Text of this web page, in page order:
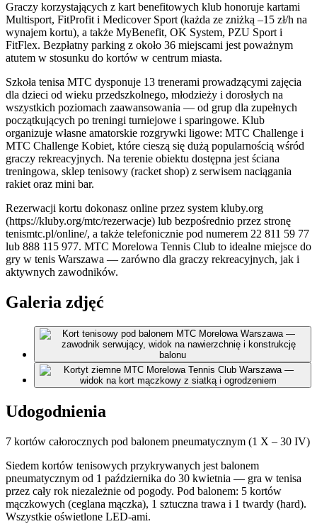
Graczy korzystających z kart benefitowych klub honoruje kartami
Multisport, FitProfit i Medicover Sport (każda ze zniżką –15 zł/h na
wynajem kortu), a także MyBenefit, OK System, PZU Sport i
FitFlex. Bezpłatny parking z około 36 miejscami jest poważnym
atutem w stosunku do kortów w centrum miasta.
Szkoła tenisa MTC dysponuje 13 trenerami prowadzącymi zajęcia
dla dzieci od wieku przedszkolnego, młodzieży i dorosłych na
wszystkich poziomach zaawansowania — od grup dla zupełnych
początkujących po treningi turniejowe i sparingowe. Klub
organizuje własne amatorskie rozgrywki ligowe: MTC Challenge i
MTC Challenge Kobiet, które cieszą się dużą popularnością wśród
graczy rekreacyjnych. Na terenie obiektu dostępna jest ściana
treningowa, sklep tenisowy (racket shop) z serwisem naciągania
rakiet oraz mini bar.
Rezerwacji kortu dokonasz online przez system kluby.org
(https://kluby.org/mtc/rezerwacje) lub bezpośrednio przez stronę
tenismtc.pl/online/, a także telefonicznie pod numerem 22 811 59 77
lub 888 115 977. MTC Morelowa Tennis Club to idealne miejsce do
gry w tenis Warszawa — zarówno dla graczy rekreacyjnych, jak i
aktywnych zawodników.
Galeria zdjęć
Udogodnienia
7 kortów całorocznych pod balonem pneumatycznym (1 X – 30 IV)
Siedem kortów tenisowych przykrywanych jest balonem
pneumatycznym od 1 października do 30 kwietnia — gra w tenisa
przez cały rok niezależnie od pogody. Pod balonem: 5 kortów
mączkowych (ceglana mączka), 1 sztuczna trawa i 1 twardy (hard).
Wszystkie oświetlone LED-ami.